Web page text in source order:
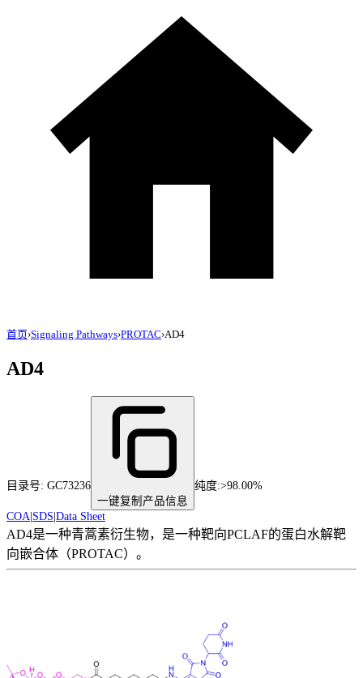
首页›Signaling Pathways›PROTAC›AD4
AD4
目录号: GC73236
一键复制产品信息
纯度:>98.00%
COA SDS Data Sheet
AD4是一种青蒿素衍生物，是一种靶向PCLAF的蛋白水解靶
向嵌合体（PROTAC）。